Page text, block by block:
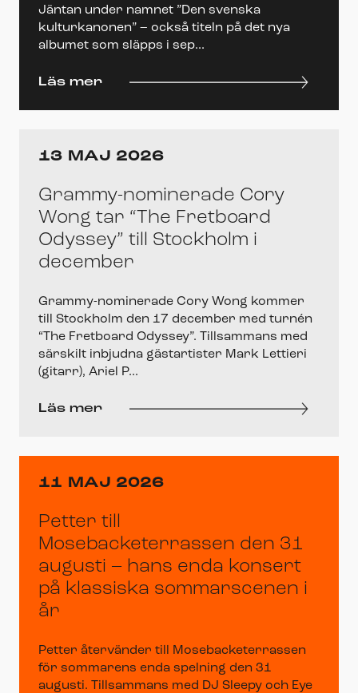
Jäntan under namnet ”Den svenska
kulturkanonen” – också titeln på det nya
albumet som släpps i sep...
Läs mer
13 MAJ 2026
Grammy-nominerade Cory
Wong tar “The Fretboard
Odyssey” till Stockholm i
december
Grammy-nominerade Cory Wong kommer
till Stockholm den 17 december med turnén
“The Fretboard Odyssey”. Tillsammans med
särskilt inbjudna gästartister Mark Lettieri
(gitarr), Ariel P...
Läs mer
11 MAJ 2026
Petter till
Mosebacketerrassen den 31
augusti – hans enda konsert
på klassiska sommarscenen i
år
Petter återvänder till Mosebacketerrassen
för sommarens enda spelning den 31
augusti. Tillsammans med DJ Sleepy och Eye